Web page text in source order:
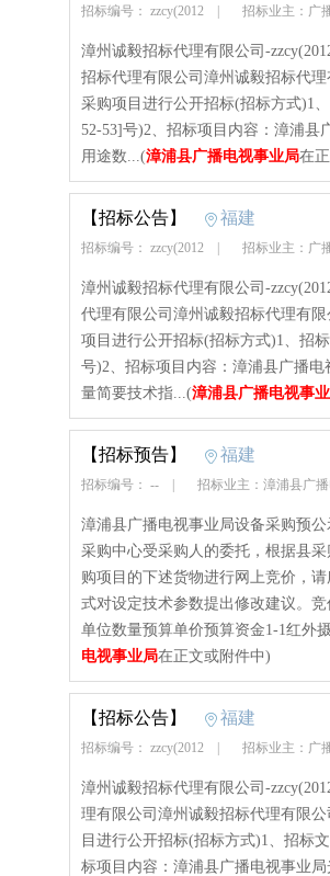
招标编号： zzcy(2012 招标业主：广
漳州诚毅招标代理有限公司-
招标代理有限公司漳州诚毅招标代
采购项目进行公开招标(招标方式)1
52-53]号)2、招标项目内容：漳浦县
用途数...(漳浦县广播电视事业局在
【招标公告】 福建
招标编号： zzcy(2012 招标业主：广
漳州诚毅招标代理有限公司-
代理有限公司漳州诚毅招标代理有
项目进行公开招标(招标方式)1、招
号)2、招标项目内容：漳浦县广播
量简要技术指...(漳浦县广播电视事
【招标预告】 福建
招标编号： -- 招标业主：漳浦县广
漳浦县广播电视事业局设备采购预
采购中心受采购人的委托，根据县
购项目的下述货物进行网上竞价，
式对设定技术参数提出修改建议。
单位数量预算单价预算资金1-1红外
电视事业局在正文或附件中)
【招标公告】 福建
招标编号： zzcy(2012 招标业主：广
漳州诚毅招标代理有限公司-
理有限公司漳州诚毅招标代理有限
目进行公开招标(招标方式)1、招标
标项目内容：漳浦县广播电视事业